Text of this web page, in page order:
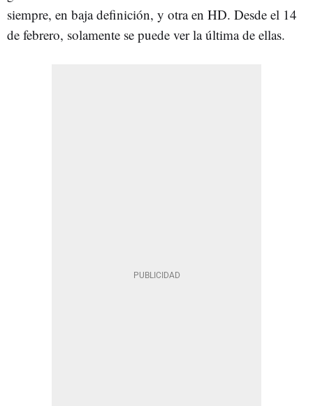
siempre, en baja definición, y otra en HD. Desde el 14
de febrero, solamente se puede ver la última de ellas.